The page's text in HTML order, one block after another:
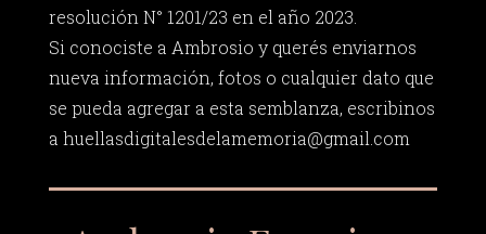
resolución N° 1201/23 en el año 2023.
Si conociste a Ambrosio y querés enviarnos
nueva información, fotos o cualquier dato que
se pueda agregar a esta semblanza, escribinos
a huellasdigitalesdelamemoria@gmail.com